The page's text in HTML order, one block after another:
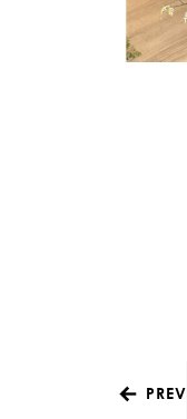
PREV